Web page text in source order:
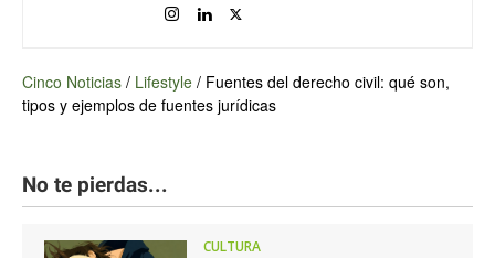
Cinco Noticias / Lifestyle / Fuentes del derecho civil: qué son,
tipos y ejemplos de fuentes jurídicas
No te pierdas...
CULTURA